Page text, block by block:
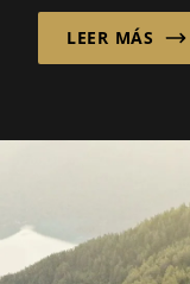
servicios en el
tensión...
LEER MÁS